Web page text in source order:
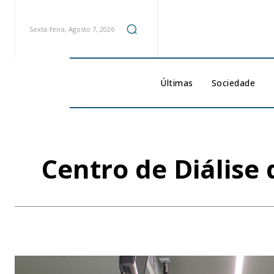
Sexta-feira, Agosto 7, 2026
Últimas Sociedade
Centro de